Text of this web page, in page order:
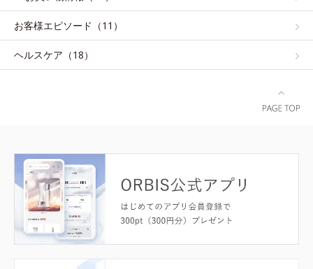
お客様エピソード（11）
ヘルスケア（18）